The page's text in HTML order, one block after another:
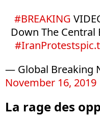
#BREAKING
Down The Central
#IranProtests
— Global Breaking
November 16, 2019
La rage des